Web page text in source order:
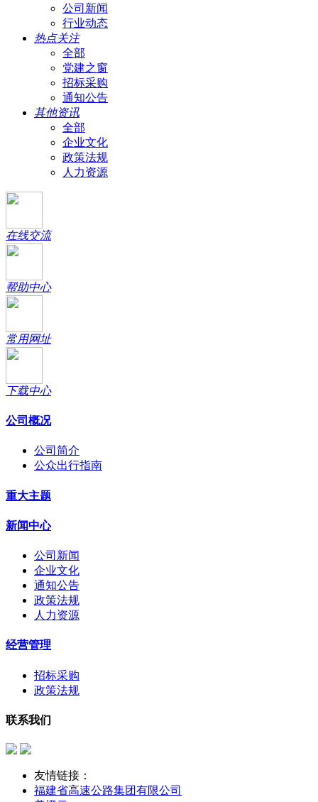
公司新闻
行业动态
热点关注
全部
党建之窗
招标采购
通知公告
其他资讯
全部
企业文化
政策法规
人力资源
在线交流
帮助中心
常用网址
下载中心
公司概况
公司简介
公众出行指南
重大主题
新闻中心
公司新闻
企业文化
通知公告
政策法规
人力资源
经营管理
招标采购
政策法规
联系我们
友情链接：
福建省高速公路集团有限公司